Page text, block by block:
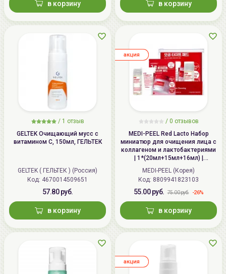
в корзину в корзину
/ 1 отзыв
GELTEK Очищающий мусс с
витамином C, 150мл, ГЕЛЬТЕК
GELTEK ( ГЕЛЬТЕК ) (Россия)
Код: 4670014509651
57.80 руб.
в корзину
/ 0 отзывов
MEDI-PEEL Red Lacto Набор
миниатюр для очищения лица с
коллагеном и лактобактериями
| 1*(20мл+15мл+16мл) |
MEDIPEEL Red Lacto Collagen
Cleansing Trial Kit
MEDI-PEEL (Корея)
Код: 8809941823103
55.00 руб. 75.00 руб. -26%
в корзину
aкция
aкция